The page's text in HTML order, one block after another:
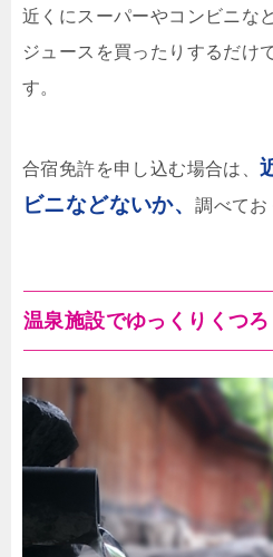
近くにスーパーやコンビニな
ジュースを買ったりするだけ
す。
合宿免許を申し込む場合は、
ビニなどないか、調べてお
温泉施設でゆっくりくつろ